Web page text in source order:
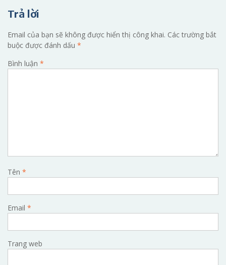
Trả lời
Email của bạn sẽ không được hiển thị công khai. Các trường bắt
buộc được đánh dấu *
Bình luận *
Tên *
Email *
Trang web